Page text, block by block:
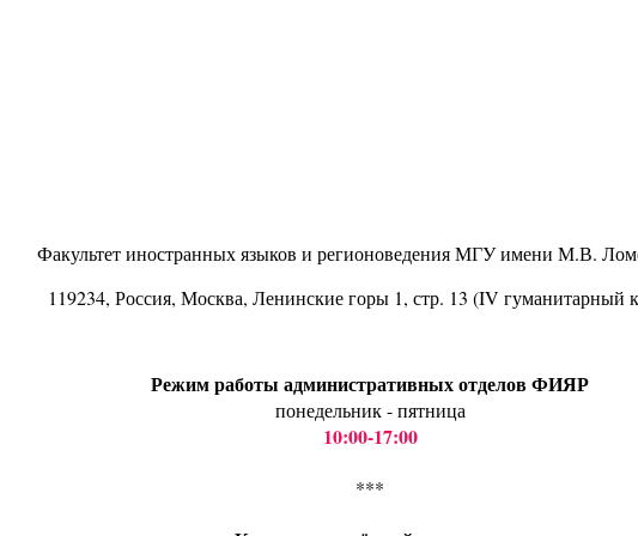
Факультет иностранных языков и регионоведения МГУ имени М.В.
119234, Россия, Москва, Ленинские горы 1, стр. 13 (IV гуманитарный
Режим работы административных отделов ФИЯР
понедельник - пятница
10:00-17:00
***